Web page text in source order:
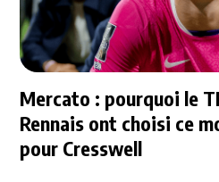
Mercato : pourquoi le
Rennais ont choisi ce
pour Cresswell